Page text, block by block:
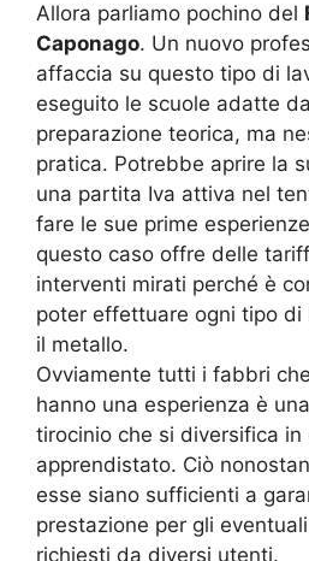
Allora parliamo pochino del
Caponago. Un nuovo
affaccia su questo tipo di
eseguito le scuole adatte
preparazione teorica, ma
pratica. Potrebbe aprire la
una partita Iva attiva nel
fare le sue prime
questo caso offre delle
interventi mirati perché è
poter effettuare ogni tipo di
il metallo.
Ovviamente tutti i fabbri
hanno una esperienza è
tirocinio che si diversifica in
apprendistato. Ciò
esse siano sufficienti a
prestazione per gli
richiesti da diversi utenti.